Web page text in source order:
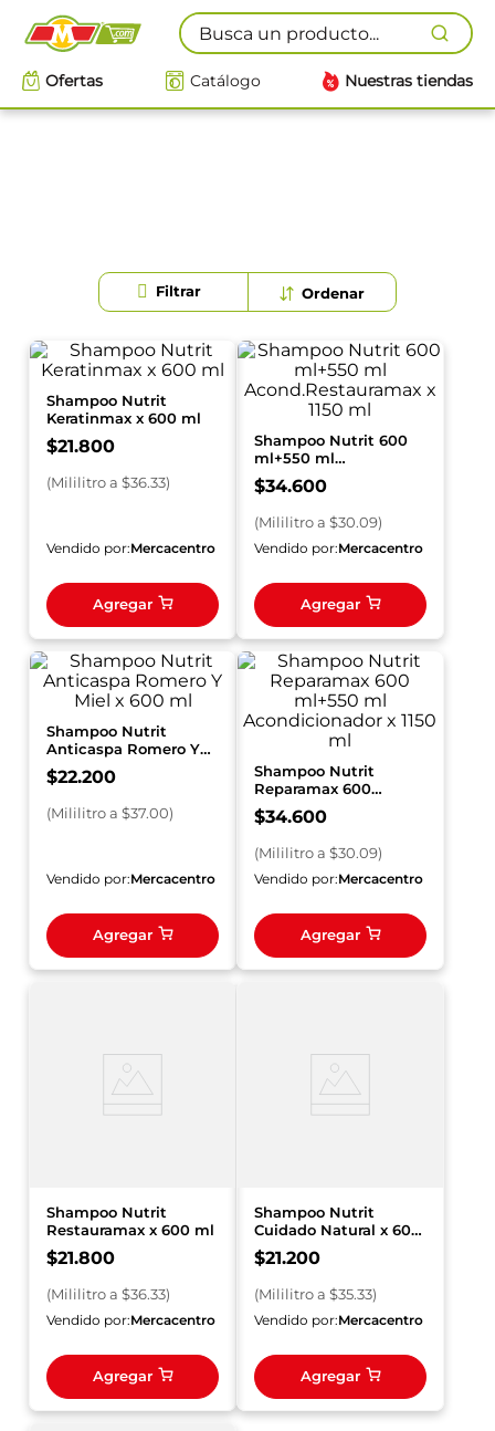
Busca un producto...
Ofertas Catálogo Nuestras tiendas
Shampoo Nutrit
Keratinmax x 600 ml
$21.800
(Mililitroa $36.33)
Vendido por:Mercacentro
Agregar
Shampoo Nutrit 600
ml+550 ml
Acond.Restauramax x
1150 ml
$34.600
(Mililitroa $30.09)
Vendido por:Mercacentro
Agregar
Shampoo Nutrit
Anticaspa Romero Y
Miel x 600 ml
$22.200
(Mililitroa $37.00)
Vendido por:Mercacentro
Agregar
Shampoo Nutrit
Reparamax 600
ml+550 ml
Acondicionador x 1150
$34.600
(Mililitroa $30.09)
Vendido por:Mercacentro
Agregar
Shampoo Nutrit
Restauramax x 600 ml
$21.800
(Mililitroa $36.33)
Vendido por:Mercacentro
Agregar
Shampoo Nutrit
Cuidado Natural x 600
ml
$21.200
(Mililitroa $35.33)
Vendido por:Mercacentro
Agregar